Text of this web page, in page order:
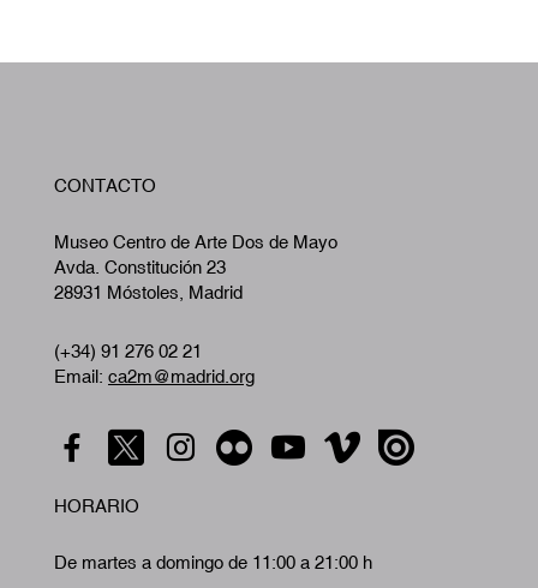
CONTACTO
Museo Centro de Arte Dos de Mayo
Avda. Constitución 23
28931 Móstoles, Madrid
(+34) 91 276 02 21
Email: ca2m@madrid.org
HORARIO
De martes a domingo de 11:00 a 21:00 h